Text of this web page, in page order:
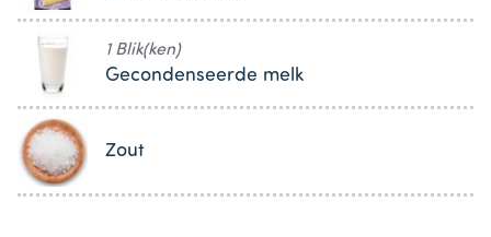
1 Blik(ken)
Gecondenseerde melk
Zout